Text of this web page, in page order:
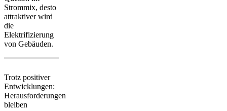
Strommix, desto
attraktiver wird
die
Elektrifizierung
von Gebäuden.
Trotz positiver
Entwicklungen:
Herausforderungen
bleiben